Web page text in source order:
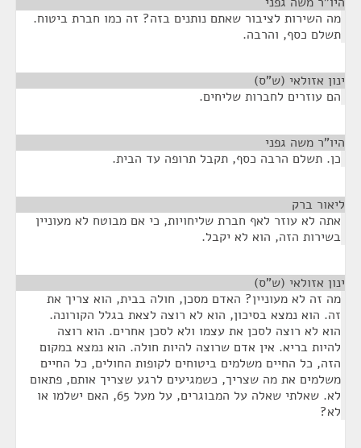
מה השירות לציבור שאתם נותנים בזה? זה כמו חברת ביטוח.
תשלם כסף, והרבה.
ינון אזולאי (ש"ס)
הם עוזרים לחברות שליחים.
היו"ר משה גפני
כן. תשלם הרבה כסף, תקבל תרופה עד הבית.
ליאור ברק
אתה לא עוזר לאף חברת שליחויות, כי אם מבוטח לא מעוניין
בשירות הזה, הוא לא יקבל.
ינון אזולאי (ש"ס)
מה זה לא מעוניין? האדם מסכן, חולה בבית, הוא צריך את
זה. הוא נמצא בסיכון, הוא לא רוצה לצאת בגלל הקורונה.
הוא לא רוצה לסכן את עצמו ולא לסכן אחרים. הוא רוצה
להיות בריא. אין אדם שרוצה להיות חולה. הוא נמצא במקום
הזה, כל החיים משלמים ביטוחים לקופות החולים, כל החיים
משלמים את מה שצריך, כשמגיעים לרגע שצריך אותם, פתאום
לא. שאלתי שאלה על המבוגרים, על מעל 65, האם ישלמו או
לא?